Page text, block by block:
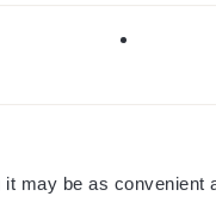
may be as convenient